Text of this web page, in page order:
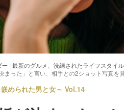
| 最新のグルメ、洗練されたライフスタイ
まった」と言い、相手との2ショット写真
嵌められた男と女～ Vol.14